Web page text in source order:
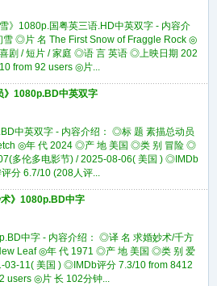
》1080p.国粤英三语.HD中英双字 - 内容介
◎片 名 The First Snow of Fraggle Rock ◎
剧 / 短片 / 家庭 ◎语 言 英语 ◎上映日期 202
from 92 users ◎片...
》1080p.BD中英双字
中英双字 - 内容介绍： ◎标 题 素描总动员
◎年 代 2024 ◎产 地 美国 ◎类 别 冒险 ◎
多伦多电影节) / 2025-08-06( 美国 ) ◎IMDb
分 6.7/10 (208人评...
》1080p.BD中字
中字 - 内容介绍： ◎译 名 求婚妙术/千方
Leaf ◎年 代 1971 ◎产 地 美国 ◎类 别 爱
11( 美国 ) ◎IMDb评分 7.3/10 from 8412
users ◎片 长 102分钟...